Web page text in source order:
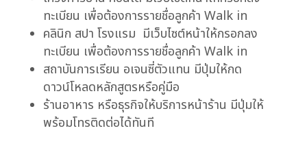
ทะเบียน เพื่อต้องการรายชื่อลูกค้า Walk in
คลินิก สปา โรงแรม มีเว็บไซต์หน้าให้กรอกลง
ทะเบียน เพื่อต้องการรายชื่อลูกค้า Walk in
สถาบันการเรียน อเจนซี่ตัวแทน มีปุ่มให้กด
ดาวน์โหลดหลักสูตรหรือคู่มือ
ร้านอาหาร หรือธุรกิจให้บริการหน้าร้าน มีปุ่มให้
พร้อมโทรติดต่อได้ทันที